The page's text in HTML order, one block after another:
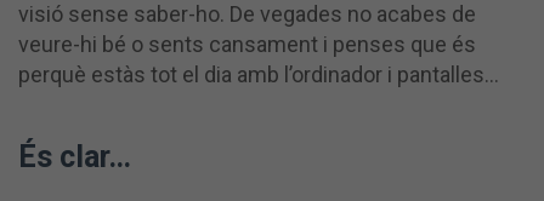
visió sense saber-ho. De vegades no acabes de
veure-hi bé o sents cansament i penses que és
perquè estàs tot el dia amb l’ordinador i pantalles…
És clar…